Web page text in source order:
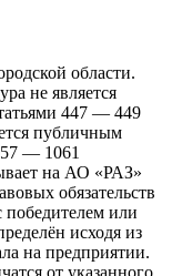
области.
не является
447 — 449
публичным
— 1061
на АО «РАЗ»
обязательств
победителем или
исходя из
на предприятии.
от указанного